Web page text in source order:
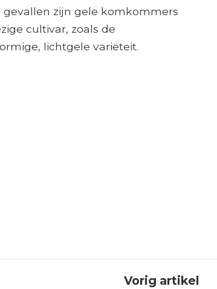
zijn gele komkommers
cultivar, zoals de
lichtgele variëteit.
Vorig artikel